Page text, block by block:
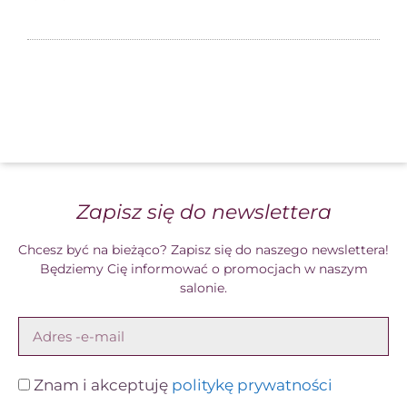
Zapisz się do newslettera
Chcesz być na bieżąco? Zapisz się do naszego newslettera!
Będziemy Cię informować o promocjach w naszym
salonie.
Znam i akceptuję politykę prywatności